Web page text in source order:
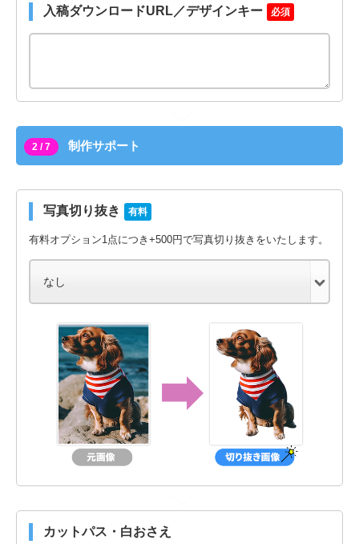
入稿ダウンロードURL／デザインキー 必須
2 / 7 制作サポート
写真切り抜き 有料
有料オプション1点につき+500円で写真切り抜きをいたします。
カットパス・白おさえ